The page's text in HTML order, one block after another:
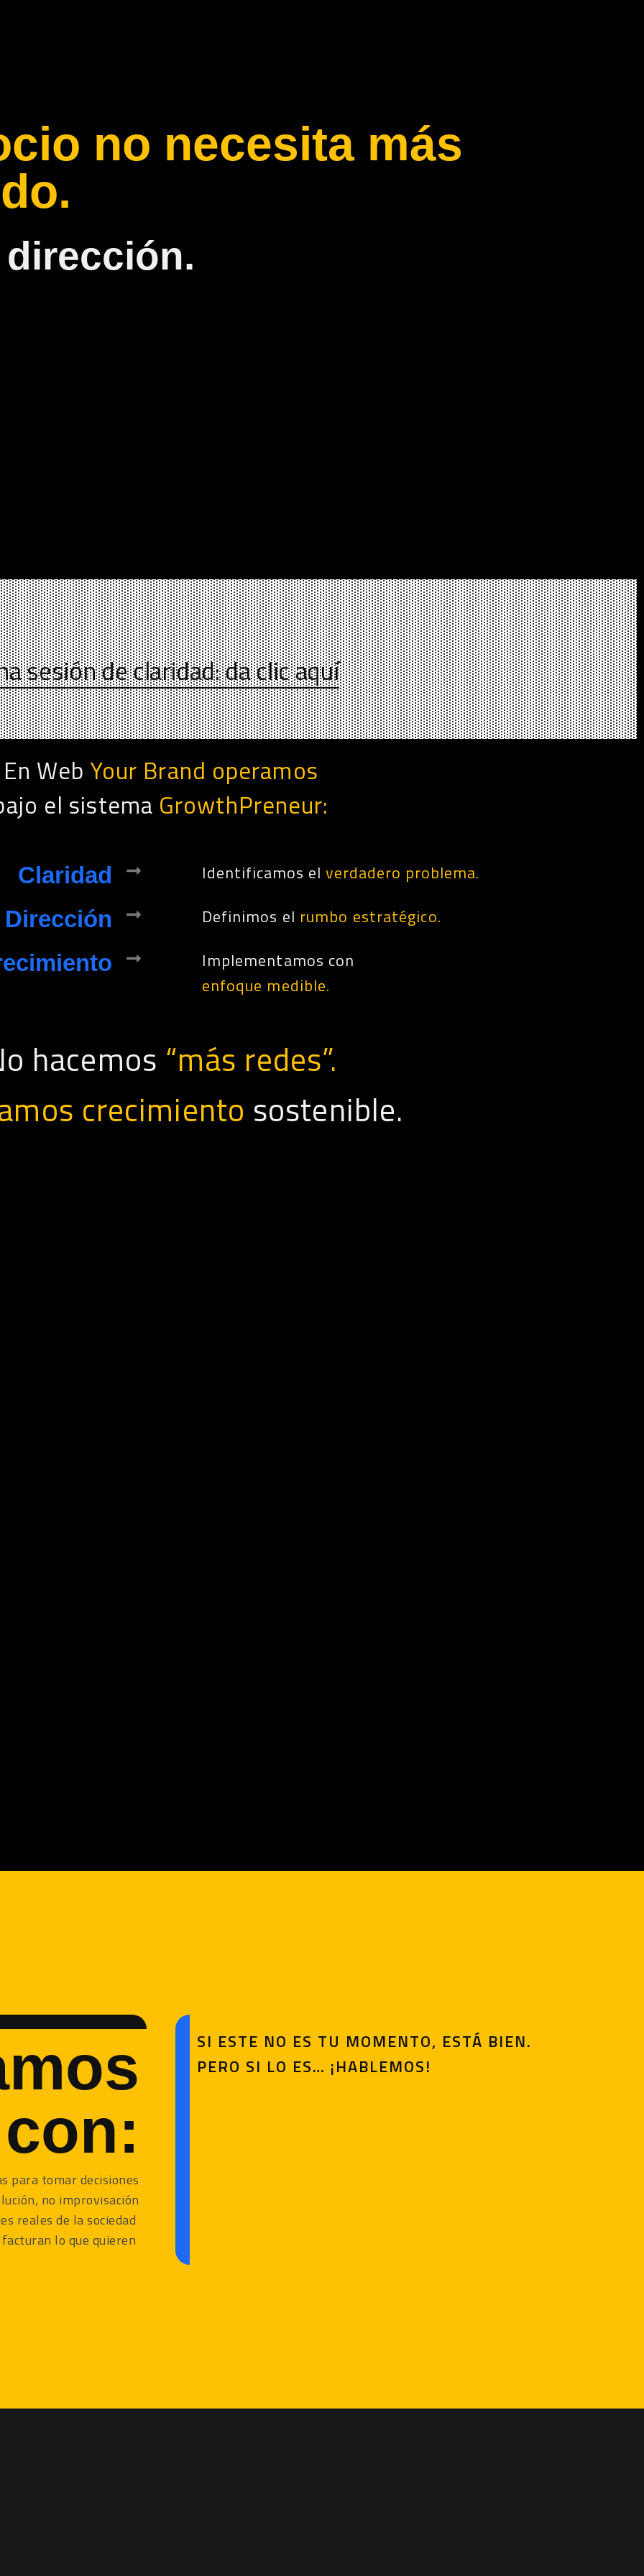
no necesita más
sesión de claridad: da clic aquí
En Web Your Brand operamos
el sistema GrowthPreneur:
Claridad Identificamos el verdadero problema.
Dirección Definimos el rumbo estratégico.
Implementamos con
enfoque medible.
hacemos “más redes”.
crecimiento sostenible.
para tomar decisiones
no improvisación
reales de la sociedad
lo que quieren
SI ESTE NO ES TU MOMENTO, ESTÁ BIEN.
PERO SI LO ES… ¡HABLEMOS!